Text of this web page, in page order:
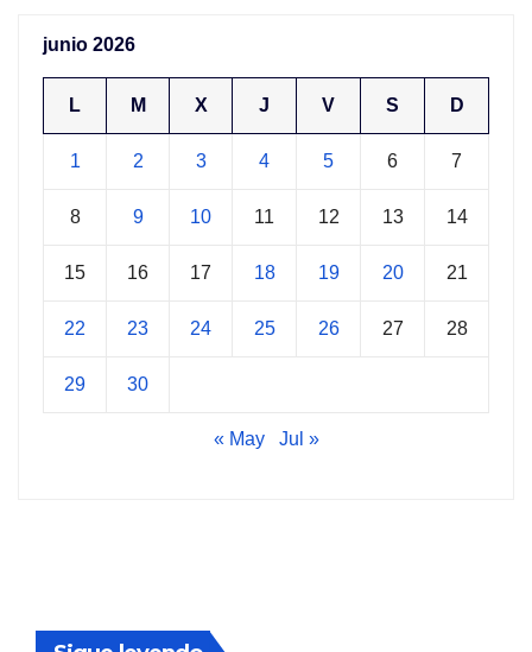
junio 2026
L M X J V S D
1 2 3 4 5 6 7
8 9 10 11 12 13 14
15 16 17 18 19 20 21
22 23 24 25 26 27 28
29 30
« May Jul »